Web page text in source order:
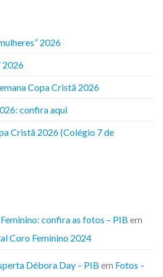
2026
2026
Copa Cristã 2026
confira aqui
Cristã 2026 (Colégio 7 de
confira as fotos – PIB em
Coro Feminino 2024
Débora Day – PIB em Fotos –